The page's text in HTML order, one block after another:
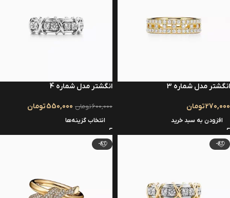
انگشتر مدل شماره 3
270,000تومان
افزودن به سبد خرید
انگشتر مدل شماره 4
600,000تومان 550,000تومان
انتخاب گزینه‌ها
-8%
-8%